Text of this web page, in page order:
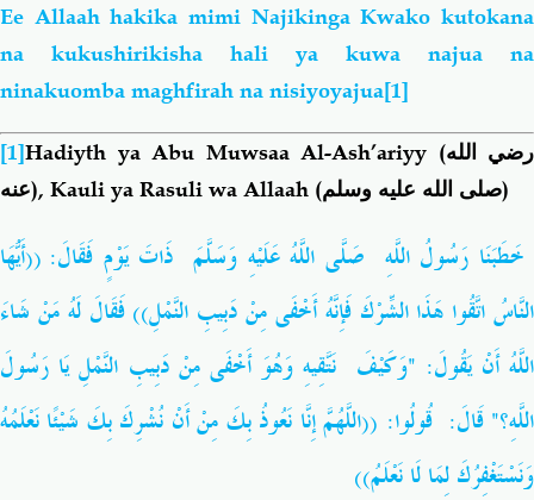
Ee Allaah hakika mimi Najikinga Kwako kutokana
na kukushirikisha hali ya kuwa najua na
ninakuomba maghfirah na nisiyoyajua[1]
[1]Hadiyth ya Abu Muwsaa Al-Ash’ariyy (رضي الله
عنه), Kauli ya Rasuli wa Allaah (صلى الله عليه وسلم)
خَطَبَنَا رَسُولُ اللَّهِ صَلَّى اللَّهُ عَلَيْهِ وَسَلَّمَ ذَاتَ يَوْمٍ فَقَالَ: ((أَيُّهَا
النَّاسُاتَّقُوا هَذَا الشِّرْكَ فَإِنَّهُأَخْفَىمِنْدَبِيبِ النَّمْلِ))فَقَالَ لَهُمَنْ شَاءَ
اللَّهُ أَنْ يَقُولَ:
"وَكَيْفَ نَتَّقِيهِ وَهُوَ أَخْفَى مِنْ دَبِيبِ النَّمْلِ يَا رَسُولَ
اللَّهِ؟"قَالَ:قُولُوا: ((‏اللَّهُمَّإِنَّا نَعُوذُبِكَمِنْأَنْ نُشْرِكَبِكَ شَيْئًانَعْلَمُهُ
وَنَسْتَغْفِرُكَلِمَالَانَعْلَمُ))